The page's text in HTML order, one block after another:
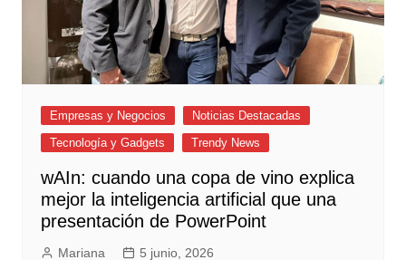
Empresas y Negocios
Noticias Destacadas
Tecnología y Gadgets
Trendy News
wAIn: cuando una copa de vino explica
mejor la inteligencia artificial que una
presentación de PowerPoint
Mariana 5 junio, 2026